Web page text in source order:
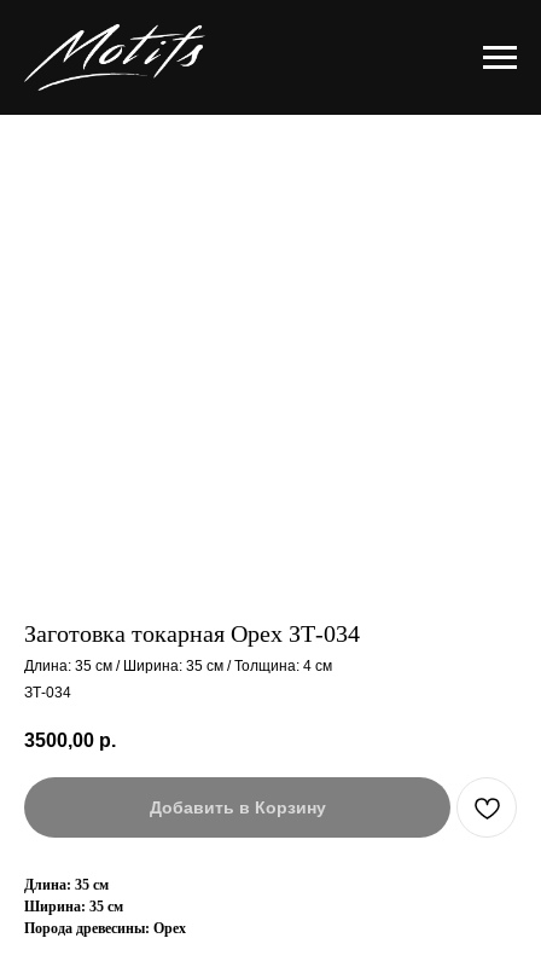
Заготовка токарная Орех ЗТ-034
Длина: 35 см / Ширина: 35 см / Толщина: 4 см
ЗТ-034
3500,00 р.
Добавить в Корзину
Длина: 35 см
Ширина: 35 см
Порода древесины: Орех